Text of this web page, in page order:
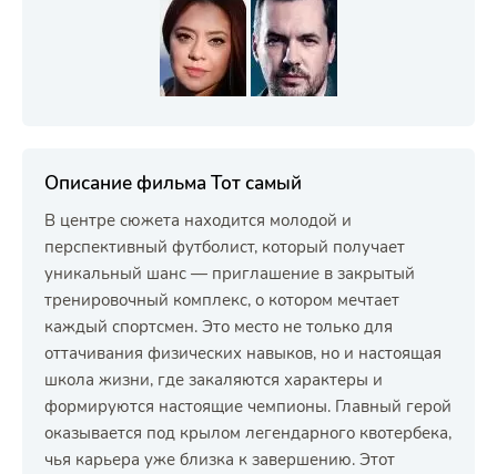
Описание фильма Тот самый
В центре сюжета находится молодой и
перспективный футболист, который получает
уникальный шанс — приглашение в закрытый
тренировочный комплекс, о котором мечтает
каждый спортсмен. Это место не только для
оттачивания физических навыков, но и настоящая
школа жизни, где закаляются характеры и
формируются настоящие чемпионы. Главный герой
оказывается под крылом легендарного квотербека,
чья карьера уже близка к завершению. Этот